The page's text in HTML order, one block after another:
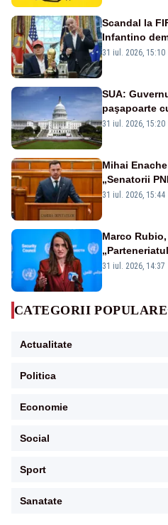
Scandal la
Infantino
privind
31 iul. 2026, 15:10
SUA:
paşapoarte
începând cu
31 iul. 2026, 15:20
Mihai
„Senatorii
la vânzare
31 iul. 2026, 15:44
Marco
și prețuit”
31 iul. 2026, 14:37
CATEGORII POPULARE
Actualitate
Politica
Economie
Social
Sport
Sanatate